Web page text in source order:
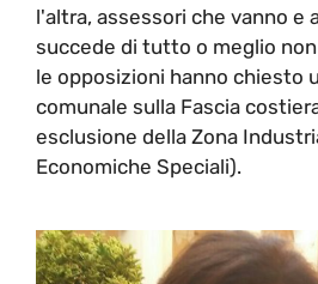
l'altra, assessori che vanno e
succede di tutto o meglio
le opposizioni hanno chiesto
comunale sulla Fascia
esclusione della Zona
Economiche Speciali).